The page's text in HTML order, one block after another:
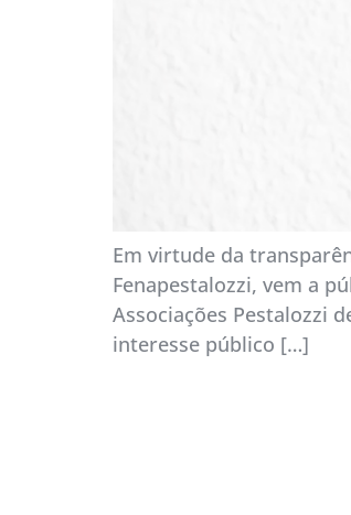
Em virtude da
Fenapestalozzi, vem a
Associações Pestalozzi
interesse público […]